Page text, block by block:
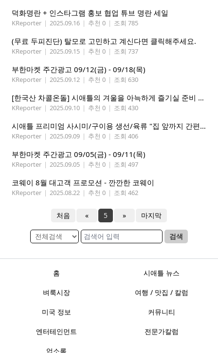
덕화명란 + 인스타그램 홍보 협업 튜브 명란 세일
KReporter | 2025.09.16 | 추천 0 | 조회 785
(무료 두피진단) 탈모로 고민하고 계신다면 클릭해주세요.
KReporter | 2025.09.15 | 추천 0 | 조회 737
부한마켓 주간광고 09/12(금) - 09/18(목)
KReporter | 2025.09.12 | 추천 0 | 조회 630
[한국산 차콜온돌] 시애틀의 겨울을 아늑하게 즐기실 준비 되셨나요?
KReporter | 2025.09.10 | 추천 0 | 조회 430
시애틀 프리미엄 사시미/구이용 생선/육류 "집 앞까지 간편하게" – 영오션샵닷컴
KReporter | 2025.09.09 | 추천 0 | 조회 406
부한마켓 주간광고 09/05(금) - 09/11(목)
KReporter | 2025.09.05 | 추천 0 | 조회 497
코웨이 8월 대고객 프로모션 - 깐깐한 코웨이
KReporter | 2025.08.22 | 추천 0 | 조회 462
처음 « 5 » 마지막
검색
홈 시애틀 뉴스
벼룩시장 여행 / 맛집 / 칼럼
미국 정보 커뮤니티
엔터테인먼트 전문가칼럼
업소록